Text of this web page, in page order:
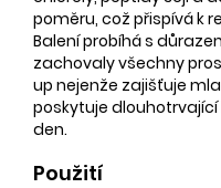
poměru, což přispívá k
Balení probíhá s
zachovaly všechny
up nejenže zajišťuje
poskytuje
den.
Použití